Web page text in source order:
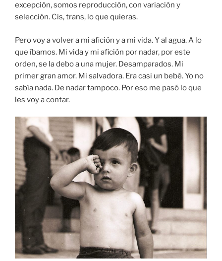
excepción, somos reproducción, con variación y
selección. Cis, trans, lo que quieras.
Pero voy a volver a mi afición y a mi vida. Y al agua. A lo
que íbamos. Mi vida y mi afición por nadar, por este
orden, se la debo a una mujer. Desamparados. Mi
primer gran amor. Mi salvadora. Era casi un bebé. Yo no
sabía nada. De nadar tampoco. Por eso me pasó lo que
les voy a contar.